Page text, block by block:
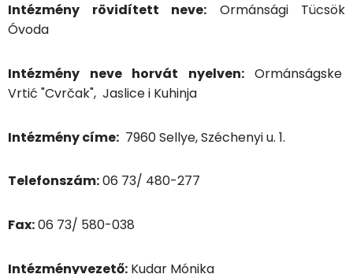
Intézmény rövidített neve: Ormánsági Tücsök
Óvoda
Intézmény neve horvát nyelven:Ormánságske
Vrtić "Cvrčak", Jaslice i Kuhinja
Intézmény címe: 7960 Sellye, Széchenyi u. 1.
Telefonszám:06 73/ 480-277
Fax:06 73/ 580-038
Intézményvezető: Kudar Mónika